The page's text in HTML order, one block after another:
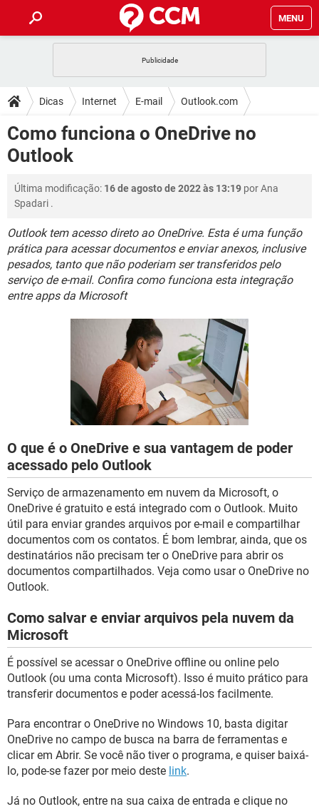
MENU
CELULAR FACEBOOK
OUTLOOK EXCEL
INSTAGRAM
DICAS
JOGOS
CELULAR FACEBOOK
INSTAGRAM GMAIL
DOWNLOADS
JOGOS
OUTLOOK
INSTAGRAM GMAIL
GUIA DE COMPRAS
FÓRUM
JOGOS WHATSAPP
OUTLOOK EXCEL
INSTAGRAM GMAIL
GUIA DE COMPRAS
GLOSSÁRIO
JOGOS WHATSAPP
CELULAR FACEBOOK
OUTLOOK EXCEL
INSTAGRAM
Dicas Internet E-mail Outlook.com
Como funciona o OneDrive no
Outlook
Última modificação: 16 de agosto de 2022 às 13:19 porAna
Spadari .
Outlook tem acesso direto ao OneDrive. Esta é uma função
prática para acessar documentos e enviar anexos, inclusive
pesados, tanto que não poderiam ser transferidos pelo
serviço de e-mail. Confira como funciona esta integração
entre apps da Microsoft
O que é o OneDrive e sua vantagem de poder
acessado pelo Outlook
Serviço de armazenamento em nuvem da Microsoft, o
OneDrive é gratuito e está integrado com o Outlook. Muito
útil para enviar grandes arquivos por e-mail e compartilhar
documentos com os contatos. É bom lembrar, ainda, que os
destinatários não precisam ter o OneDrive para abrir os
documentos compartilhados. Veja como usar o OneDrive no
Outlook.
Como salvar e enviar arquivos pela nuvem da
Microsoft
É possível se acessar o OneDrive offline ou online pelo
Outlook (ou uma conta Microsoft). Isso é muito prático para
transferir documentos e poder acessá-los facilmente.
Para encontrar o OneDrive no Windows 10, basta digitar
OneDrive no campo de busca na barra de ferramentas e
clicar em Abrir. Se você não tiver o programa, e quiser baixá-
lo, pode-se fazer por meio deste link.
Já no Outlook, entre na sua caixa de entrada e clique no